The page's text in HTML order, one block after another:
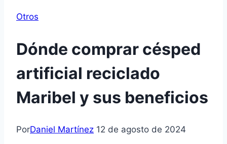
Otros
Dónde comprar césped
artificial reciclado
Maribel y sus beneficios
PorDaniel Martínez 12 de agosto de 2024